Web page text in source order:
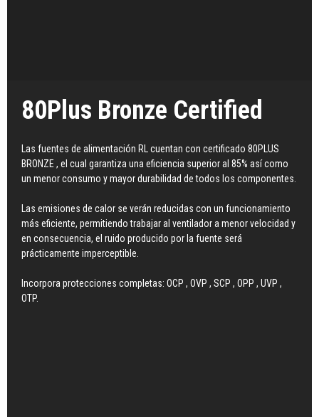
80Plus Bronze Certified
Las fuentes de alimentación RL cuentan con certificado 80PLUS
BRONZE , el cual garantiza una eficiencia superior al 85% así como
un menor consumo y mayor durabilidad de todos los componentes.
Las emisiones de calor se verán reducidas con un funcionamiento
más eficiente, permitiendo trabajar al ventilador a menor velocidad y
en consecuencia, el ruido producido por la fuente será
prácticamente imperceptible.
Incorpora protecciones completas: OCP , OVP , SCP , OPP , UVP ,
OTP.